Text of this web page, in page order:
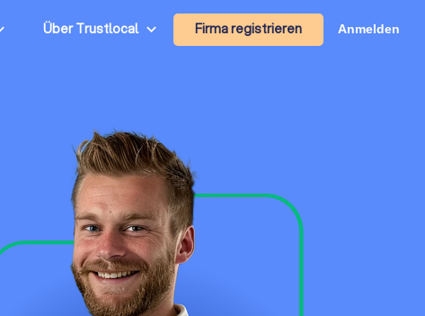
Über Trustlocal Firma registrieren Anmelden